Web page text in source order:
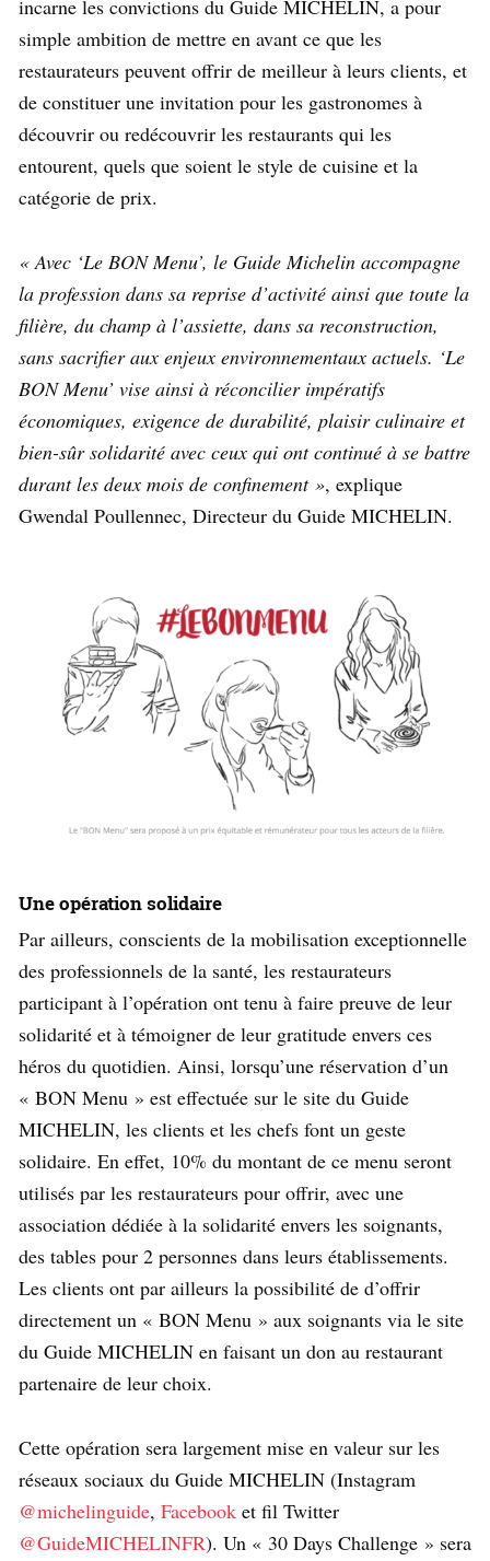
incarne les convictions du Guide MICHELIN, a pour
simple ambition de mettre en avant ce que les
restaurateurs peuvent offrir de meilleur à leurs clients, et
de constituer une invitation pour les gastronomes à
découvrir ou redécouvrir les restaurants qui les
entourent, quels que soient le style de cuisine et la
catégorie de prix.
« Avec ‘Le BON Menu’, le Guide Michelin accompagne
la profession dans sa reprise d’activité ainsi que toute la
filière, du champ à l’assiette, dans sa reconstruction,
sans sacrifier aux enjeux environnementaux actuels. ‘Le
BON Menu’ vise ainsi à réconcilier impératifs
économiques, exigence de durabilité, plaisir culinaire et
bien-sûr solidarité avec ceux qui ont continué à se battre
durant les deux mois de confinement », explique
Gwendal Poullennec, Directeur du Guide MICHELIN.
Une opération solidaire
Par ailleurs, conscients de la mobilisation exceptionnelle
des professionnels de la santé, les restaurateurs
participant à l’opération ont tenu à faire preuve de leur
solidarité et à témoigner de leur gratitude envers ces
héros du quotidien. Ainsi, lorsqu’une réservation d’un
« BON Menu » est effectuée sur le site du Guide
MICHELIN, les clients et les chefs font un geste
solidaire. En effet, 10% du montant de ce menu seront
utilisés par les restaurateurs pour offrir, avec une
association dédiée à la solidarité envers les soignants,
des tables pour 2 personnes dans leurs établissements.
Les clients ont par ailleurs la possibilité de d’offrir
directement un « BON Menu » aux soignants via le site
du Guide MICHELIN en faisant un don au restaurant
partenaire de leur choix.
Cette opération sera largement mise en valeur sur les
réseaux sociaux du Guide MICHELIN (Instagram
@michelinguide, Facebook et fil Twitter
@GuideMICHELINFR). Un « 30 Days Challenge » sera